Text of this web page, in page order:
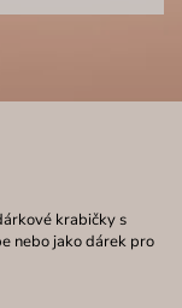
krabičky s
nebo jako dárek pro